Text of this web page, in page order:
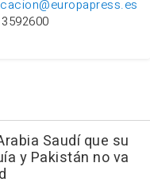
Saudí que su
y Pakistán no va